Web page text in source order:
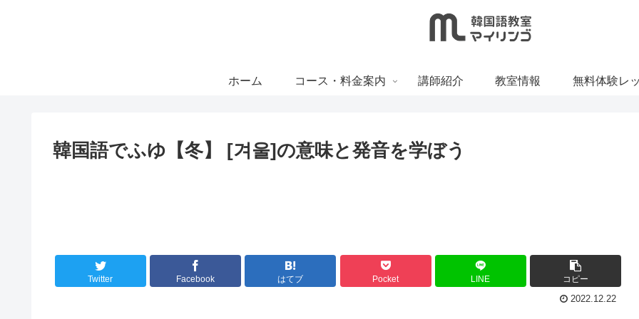
ホーム コース・料金案内 講師紹介 教室情報 無料体験レ
韓国語でふゆ【冬】 [겨울]の意味と発音を学ぼう
Twitter Facebook はてブ Pocket LINE コピー
2022.12.22